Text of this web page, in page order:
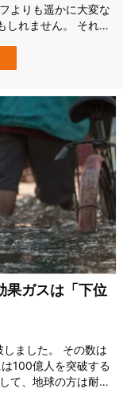
よりも遥かに大変な
しれません。 それが
噴火です。 巨大カル
世界でカウントされ
果ガスは「下位
ました。 その数は
100億人を突破する
て、地球の方は耐え